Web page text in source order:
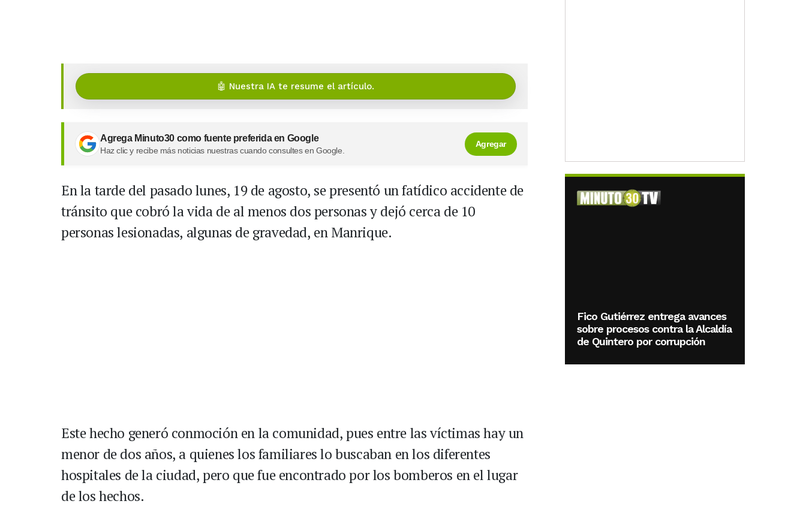
🤖 Nuestra IA te resume el artículo.
Agrega Minuto30 como fuente preferida en Google
Haz clic y recibe más noticias nuestras cuando consultes en Google.
Agregar
En la tarde del pasado lunes, 19 de agosto, se presentó un fatídico accidente de
tránsito que cobró la vida de al menos dos personas y dejó cerca de 10
personas lesionadas, algunas de gravedad, en Manrique.
Este hecho generó conmoción en la comunidad, pues entre las víctimas hay un
menor de dos años, a quienes los familiares lo buscaban en los diferentes
hospitales de la ciudad, pero que fue encontrado por los bomberos en el lugar
de los hechos.
Fico Gutiérrez entrega avances
sobre procesos contra la Alcaldía
de Quintero por corrupción